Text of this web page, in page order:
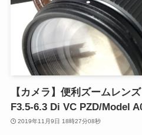
【カメラ】便利ズームレン
F3.5-6.3 Di VC PZD/Model
2019年11月9日 18時27分08秒